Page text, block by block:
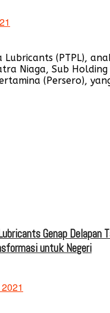
Lubricants (PTPL),
Niaga, Sub Holding
(Persero),
Genap Delapan
untuk Negeri